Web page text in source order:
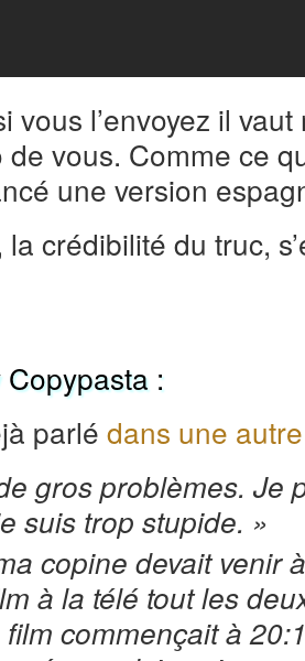
vous l’envoyez il
vous. Comme ce
une version
crédibilité du truc,
:
parlé dans une
gros problèmes.
suis trop stupide. »
copine devait venir
à la télé tout les
commençait à